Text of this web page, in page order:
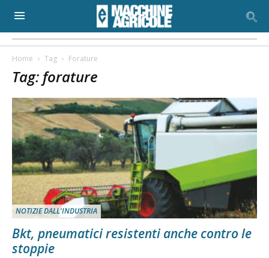
Home Tag Forature
Tag: forature
NOTIZIE DALL'INDUSTRIA
Bkt, pneumatici resistenti anche contro le
stoppie